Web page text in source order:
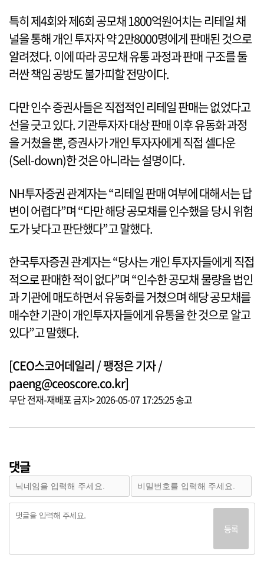
특히 제4회와 제6회 공모채 1800억원어치는 리테일 채
널을 통해 개인 투자자 약 2만8000명에게 판매된 것으로
알려졌다. 이에 따라 공모채 유통 과정과 판매 구조를 둘
러싼 책임 공방도 불가피할 전망이다.
다만 인수 증권사들은 직접적인 리테일 판매는 없었다고
선을 긋고 있다. 기관투자자 대상 판매 이후 유동화 과정
을 거쳤을 뿐, 증권사가 개인 투자자에게 직접 셀다운
(Sell-down)한 것은 아니라는 설명이다.
NH투자증권 관계자는 “리테일 판매 여부에 대해서는 답
변이 어렵다”며 “다만 해당 공모채를 인수했을 당시 위험
도가 낮다고 판단했다”고 말했다.
한국투자증권 관계자는 “당사는 개인 투자자들에게 직접
적으로 판매한 적이 없다”며 “인수한 공모채 물량을 법인
과 기관에 매도하면서 유동화를 거쳤으며 해당 공모채를
매수한 기관이 개인투자자들에게 유통을 한 것으로 알고
있다”고 말했다.
[CEO스코어데일리 / 팽정은 기자 /
paeng@ceoscore.co.kr]
무단 전재-재배포 금지> 2026-05-07 17:25:25 송고
댓글
등록